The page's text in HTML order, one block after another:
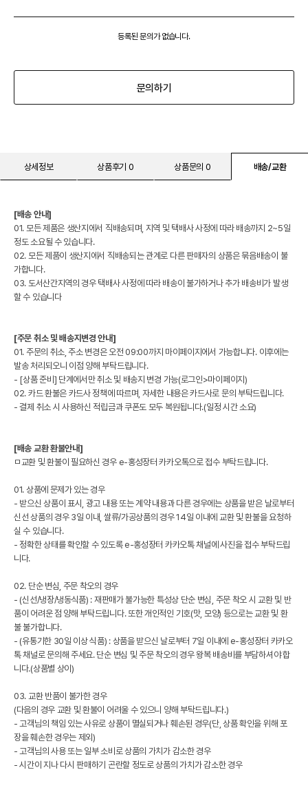
등록된 문의가 없습니다.
문의하기
상세정보 상품후기 0 상품문의 0 배송/교환
[배송 안내]
01. 모든 제품은 생산지에서 직배송되며, 지역 및 택배사 사정에 따라 배송까지 2~5일
정도 소요될 수 있습니다.
02. 모든 제품이 생산지에서 직배송되는 관계로 다른 판매자의 상품은 묶음배송이 불
가합니다.
03. 도서산간지역의 경우 택배사 사정에 따라 배송이 불가하거나 추가 배송비가 발생
할 수 있습니다
[주문 취소 및 배송지변경 안내]
01. 주문의 취소, 주소 변경은 오전 09:00까지 마이페이지에서 가능합니다. 이후에는
발송 처리되오니 이점 양해 부탁드립니다.
- [상품 준비] 단계에서만 취소 및 배송지 변경 가능(로그인>마이페이지)
02. 카드 환불은 카드사 정책에 따르며, 자세한 내용은 카드사로 문의 부탁드립니다.
- 결제 취소 시 사용하신 적립금과 쿠폰도 모두 복원됩니다.(일정 시간 소요)
[배송 교환 환불안내]
ㅁ교환 및 환불이 필요하신 경우 e-홍성장터 카카오톡으로 접수 부탁드립니다.
01. 상품에 문제가 있는 경우
- 받으신 상품이 표시, 광고 내용 또는 계약 내용과 다른 경우에는 상품을 받은 날로부터
신선 상품의 경우 3일 이내, 쌀류/가공상품의 경우 14일 이내에 교환 및 환불을 요청하
실 수 있습니다.
- 정확한 상태를 확인할 수 있도록 e-홍성장터 카카오톡 채널에 사진을 접수 부탁드립
니다.
02. 단순 변심, 주문 착오의 경우
- (신선/냉장/냉동식품) : 재판매가 불가능한 특성상 단순 변심, 주문 착오 시 교환 및 반
품이 어려운 점 양해 부탁드립니다. 또한 개인적인 기호(맛, 모양) 등으로는 교환 및 환
불 불가합니다.
- (유통기한 30일 이상 식품) : 상품을 받으신 날로부터 7일 이내에 e-홍성장터 카카오
톡 채널로 문의해 주세요. 단순 변심 및 주문 착오의 경우 왕복 배송비를 부담하셔야 합
니다.(상품별 상이)
03. 교환 반품이 불가한 경우
(다음의 경우 교환 및 환불이 어려울 수 있으니 양해 부탁드립니다.)
- 고객님의 책임 있는 사유로 상품이 멸실되거나 훼손된 경우(단, 상품 확인을 위해 포
장을 훼손한 경우는 제외)
- 고객님의 사용 또는 일부 소비로 상품의 가치가 감소한 경우
- 시간이 지나 다시 판매하기 곤란할 정도로 상품의 가치가 감소한 경우